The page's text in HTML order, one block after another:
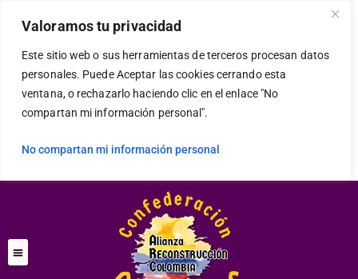
Valoramos tu privacidad
Este sitio web o sus herramientas de terceros procesan datos
personales. Puede Aceptar las cookies cerrando esta
ventana, o rechazarlo haciendo clic en el enlace "No
compartan mi información personal".
No compartan mi información personal